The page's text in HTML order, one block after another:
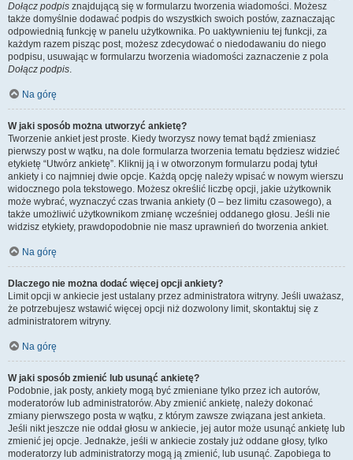
Dołącz podpis znajdującą się w formularzu tworzenia wiadomości. Możesz
także domyślnie dodawać podpis do wszystkich swoich postów, zaznaczając
odpowiednią funkcję w panelu użytkownika. Po uaktywnieniu tej funkcji, za
każdym razem pisząc post, możesz zdecydować o niedodawaniu do niego
podpisu, usuwając w formularzu tworzenia wiadomości zaznaczenie z pola
Dołącz podpis.
Na górę
W jaki sposób można utworzyć ankietę?
Tworzenie ankiet jest proste. Kiedy tworzysz nowy temat bądź zmieniasz
pierwszy post w wątku, na dole formularza tworzenia tematu będziesz widzieć
etykietę “Utwórz ankietę”. Kliknij ją i w otworzonym formularzu podaj tytuł
ankiety i co najmniej dwie opcje. Każdą opcję należy wpisać w nowym wierszu
widocznego pola tekstowego. Możesz określić liczbę opcji, jakie użytkownik
może wybrać, wyznaczyć czas trwania ankiety (0 – bez limitu czasowego), a
także umożliwić użytkownikom zmianę wcześniej oddanego głosu. Jeśli nie
widzisz etykiety, prawdopodobnie nie masz uprawnień do tworzenia ankiet.
Na górę
Dlaczego nie można dodać więcej opcji ankiety?
Limit opcji w ankiecie jest ustalany przez administratora witryny. Jeśli uważasz,
że potrzebujesz wstawić więcej opcji niż dozwolony limit, skontaktuj się z
administratorem witryny.
Na górę
W jaki sposób zmienić lub usunąć ankietę?
Podobnie, jak posty, ankiety mogą być zmieniane tylko przez ich autorów,
moderatorów lub administratorów. Aby zmienić ankietę, należy dokonać
zmiany pierwszego posta w wątku, z którym zawsze związana jest ankieta.
Jeśli nikt jeszcze nie oddał głosu w ankiecie, jej autor może usunąć ankietę lub
zmienić jej opcje. Jednakże, jeśli w ankiecie zostały już oddane głosy, tylko
moderatorzy lub administratorzy mogą ją zmienić, lub usunąć. Zapobiega to